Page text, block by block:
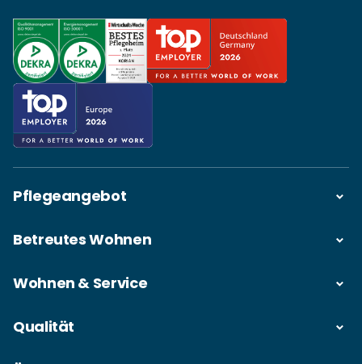
Pflegeangebot
Betreutes Wohnen
Wohnen & Service
Qualität